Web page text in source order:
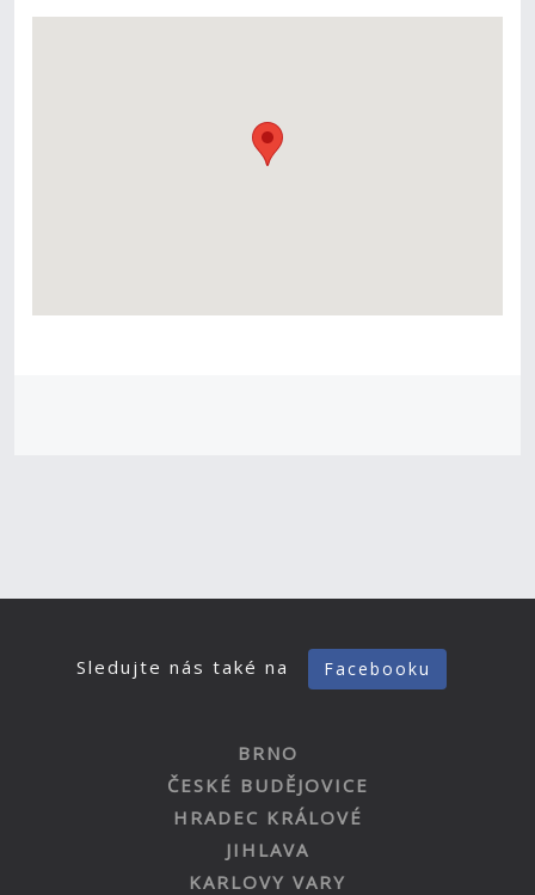
Sledujte nás také na Facebooku
BRNO
ČESKÉ BUDĚJOVICE
HRADEC KRÁLOVÉ
JIHLAVA
KARLOVY VARY